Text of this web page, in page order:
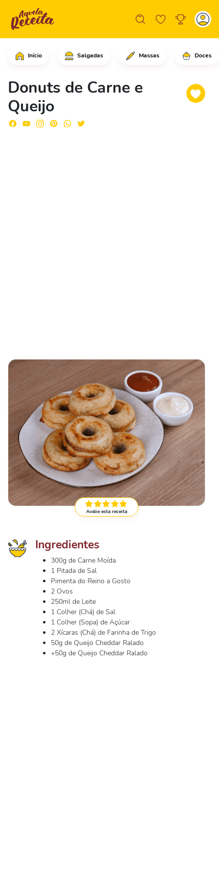
Início Salgadas Massas Doces
Donuts de Carne e
Queijo
Em uma forma de donuts, adicione
Avalie esta receita
Ingredientes
300g de Carne Moída
1 Pitada de Sal
Pimenta do Reino a Gosto
2 Ovos
250ml de Leite
1 Colher (Chá) de Sal
1 Colher (Sopa) de Açúcar
2 Xícaras (Chá) de Farinha de Trigo
50g de Queijo Cheddar Ralado
+50g de Queijo Cheddar Ralado